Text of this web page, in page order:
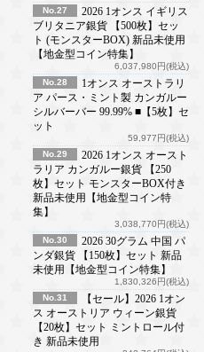
No.27
2026 1オンス イギリス
ブリタニア銀貨 【500枚】セッ
ト (モンスターBOX) 新品未使用
【地金型コイン特集】
6,037,980円(税込)
No.28
1オンス オーストラリ
ア パース・ミント製 カンガルー
シルバーバー 99.99% ■【5枚】セ
ット
59,977円(税込)
No.29
2026 1オンス オースト
ラリア カンガルー銀貨 【250
枚】セット モンスターBOX付き
新品未使用【地金型コイン特
集】
3,038,770円(税込)
No.30
2026 30グラム 中国 パ
ンダ銀貨 【150枚】セット 新品
未使用【地金型コイン特集】
1,830,326円(税込)
No.31
【セール】2026 1オン
ス オーストリア ウィーン銀貨
【20枚】セット ミントロール付
き 新品未使用